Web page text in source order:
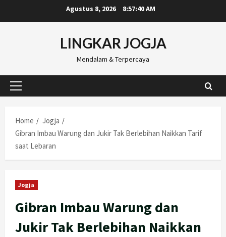
to
Agustus 8, 2026 8:57:41 AM
LINGKAR JOGJA
Mendalam & Terpercaya
Primary
Home
Jogja
Gibran Imbau Warung dan Jukir Tak Berlebihan Naikkan Tarif
saat Lebaran
Jogja
Gibran Imbau Warung dan
Jukir Tak Berlebihan Naikkan